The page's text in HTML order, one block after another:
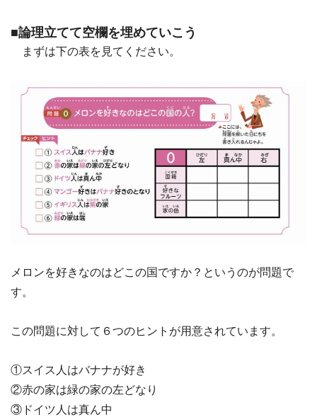
■論理立てて空欄を埋めていこう
まずは下の表を見てください。
メロンを好きなのはどこの国ですか？というのが問題で
す。
この問題に対して６つのヒントが用意されています。
①スイス人はバナナが好き
②赤の家は緑の家の左どなり
③ドイツ人は真ん中